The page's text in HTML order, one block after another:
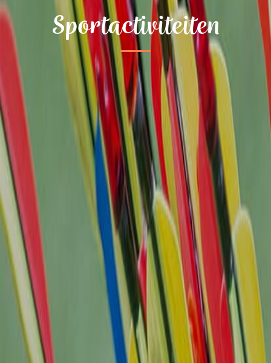
Sportactiviteiten